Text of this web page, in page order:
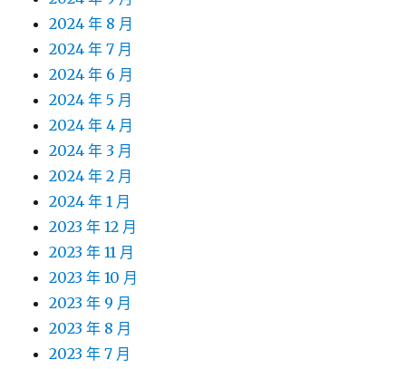
2024 年 8 月
2024 年 7 月
2024 年 6 月
2024 年 5 月
2024 年 4 月
2024 年 3 月
2024 年 2 月
2024 年 1 月
2023 年 12 月
2023 年 11 月
2023 年 10 月
2023 年 9 月
2023 年 8 月
2023 年 7 月